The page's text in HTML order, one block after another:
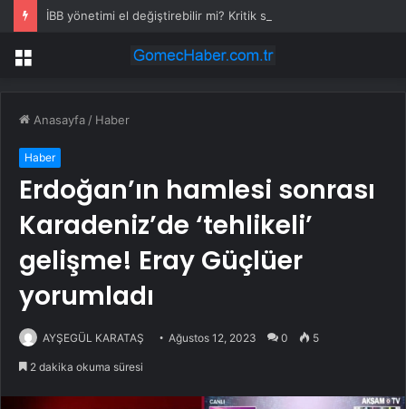
Menü
Anasayfa / Haber
Haber
Erdoğan’ın hamlesi sonrası
Karadeniz’de ‘tehlikeli’
gelişme! Eray Güçlüer
yorumladı
AYŞEGÜL KARATAŞ Ağustos 12, 2023 0 5
2 dakika okuma süresi